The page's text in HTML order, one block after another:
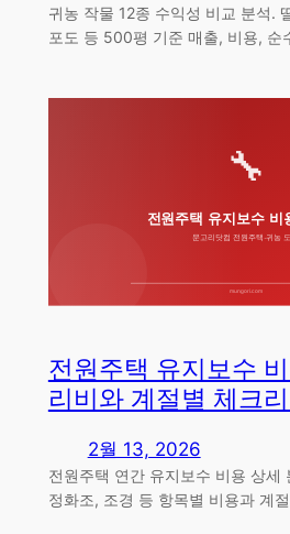
귀농 작물 12종 수익성 비교 분석.
포도 등 500평 기준 매출, 비용, 순
전원주택 유지보수
리비와 계절별 체크
2월 13, 2026
전원주택 연간 유지보수 비용 상세
정화조, 조경 등 항목별 비용과 계